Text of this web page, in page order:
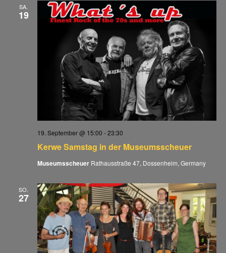
SA.
19
Kerwe Samstag in der Museumsscheuer
19. September @ 15:00 -23:30
Museumsscheuer Rathausstraße 47, Dossenheim, Germany
SO.
27